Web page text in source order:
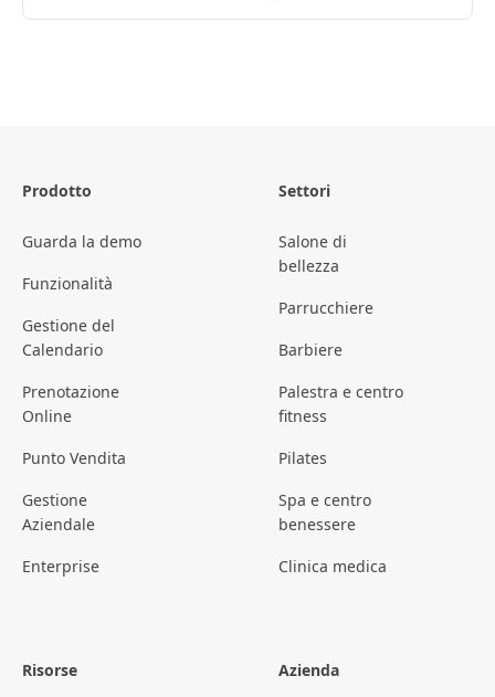
Prodotto
Guarda la demo
Funzionalità
Gestione del
Calendario
Prenotazione
Online
Punto Vendita
Gestione
Aziendale
Enterprise
Settori
Salone di
bellezza
Parrucchiere
Barbiere
Palestra e centro
fitness
Pilates
Spa e centro
benessere
Clinica medica
Risorse Azienda